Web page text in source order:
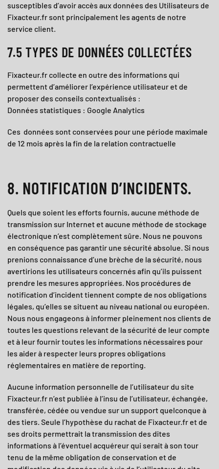
susceptibles d’avoir accès aux données des Utilisateurs de
Fixacteur.fr sont principalement les agents de notre
service client.
7.5 TYPES DE DONNÉES COLLECTÉES
Fixacteur.fr collecte en outre des informations qui
permettent d’améliorer l’expérience utilisateur et de
proposer des conseils contextualisés :
Données statistiques : Google Analytics
Ces données sont conservées pour une période maximale
de 12 mois après la fin de la relation contractuelle
8. NOTIFICATION D’INCIDENTS.
Quels que soient les efforts fournis, aucune méthode de
transmission sur Internet et aucune méthode de stockage
électronique n’est complètement sûre. Nous ne pouvons
en conséquence pas garantir une sécurité absolue. Si nous
prenions connaissance d’une brèche de la sécurité, nous
avertirions les utilisateurs concernés afin qu’ils puissent
prendre les mesures appropriées. Nos procédures de
notification d’incident tiennent compte de nos obligations
légales, qu’elles se situent au niveau national ou européen.
Nous nous engageons à informer pleinement nos clients de
toutes les questions relevant de la sécurité de leur compte
et à leur fournir toutes les informations nécessaires pour
les aider à respecter leurs propres obligations
réglementaires en matière de reporting.
Aucune information personnelle de l’utilisateur du site
Fixacteur.fr n’est publiée à l’insu de l’utilisateur, échangée,
transférée, cédée ou vendue sur un support quelconque à
des tiers. Seule l’hypothèse du rachat de Fixacteur.fr et de
ses droits permettrait la transmission des dites
informations à l’éventuel acquéreur qui serait à son tour
tenu de la même obligation de conservation et de